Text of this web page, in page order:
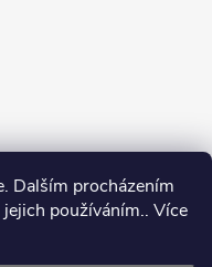
Dalším procházením
používáním.. Více